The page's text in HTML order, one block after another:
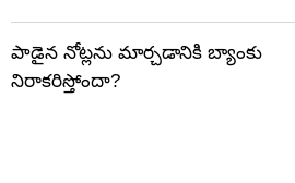
పాడైన నోట్లను మార్చడానికి బ్యాంకు
నిరాకరిస్తోందా?